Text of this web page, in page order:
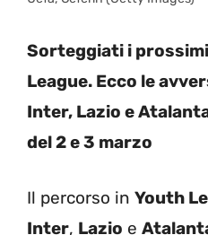
Sorteggiati i
League. Ecco le
Inter, Lazio e
del 2 e 3 marzo
Il percorso in Youth
Inter, Lazio e